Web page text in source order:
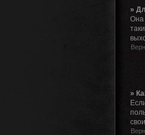
»
Она
»